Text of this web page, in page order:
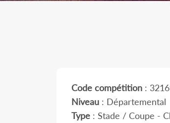
Code compétition:
Niveau: Départemental
Type: Stade / Coupe -